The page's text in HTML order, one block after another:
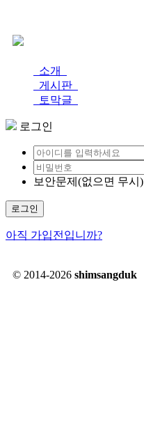
소개
게시판
토막글
로그인
보안문제(없으면 무시)
로그인
아직 가입전입니까?
© 2014-2026 shimsangduk